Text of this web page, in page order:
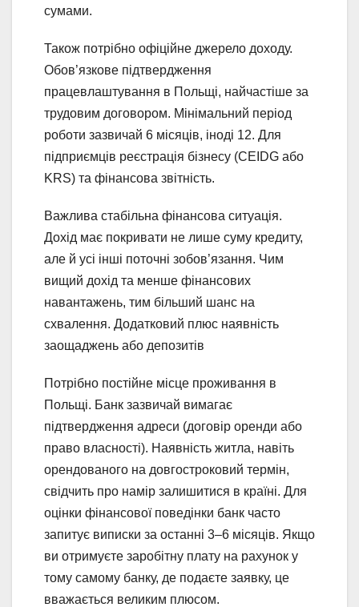
сумами.
Також потрібно офіційне джерело доходу.
Обов’язкове підтвердження
працевлаштування в Польщі, найчастіше за
трудовим договором. Мінімальний період
роботи зазвичай 6 місяців, іноді 12. Для
підприємців реєстрація бізнесу (CEIDG або
KRS) та фінансова звітність.
Важлива стабільна фінансова ситуація.
Дохід має покривати не лише суму кредиту,
але й усі інші поточні зобов’язання. Чим
вищий дохід та менше фінансових
навантажень, тим більший шанс на
схвалення. Додатковий плюс наявність
заощаджень або депозитів
Потрібно постійне місце проживання в
Польщі. Банк зазвичай вимагає
підтвердження адреси (договір оренди або
право власності). Наявність житла, навіть
орендованого на довгостроковий термін,
свідчить про намір залишитися в країні. Для
оцінки фінансової поведінки банк часто
запитує виписки за останні 3–6 місяців. Якщо
ви отримуєте заробітну плату на рахунок у
тому самому банку, де подаєте заявку, це
вважається великим плюсом.